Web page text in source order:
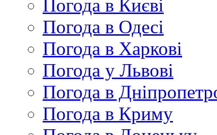
Погода в Києві
Погода в Одесі
Погода в Харкові
Погода у Львові
Погода в
Погода в Криму